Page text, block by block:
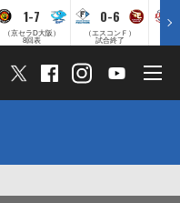
1-7
（京セラD大阪）
8回表
0-6
（エスコンＦ）
試合終了